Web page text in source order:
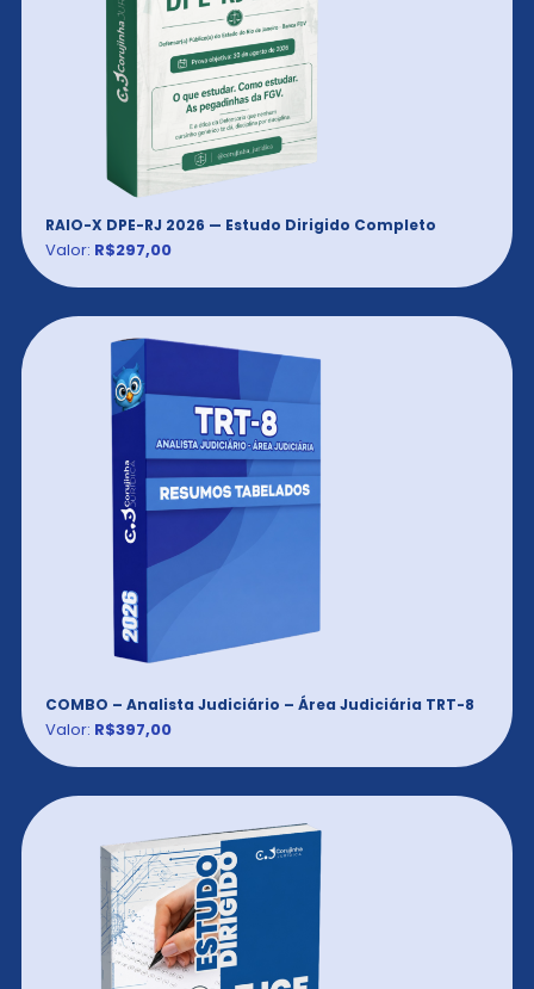
RAIO-X DPE-RJ 2026 — Estudo Dirigido Completo
Valor: R$297,00
COMBO – Analista Judiciário – Área Judiciária TRT-8
Valor: R$397,00